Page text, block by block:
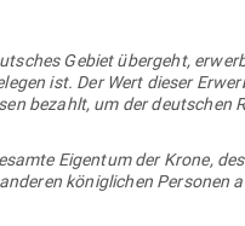
Gebiet übergeht,
ist. Der Wert dieser
bezahlt, um der
Eigentum der Krone,
könig­lichen Per­sonen